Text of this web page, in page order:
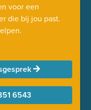
voor een
die bij jou past.
6543